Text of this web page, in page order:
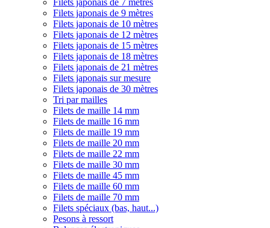
Filets japonais de 7 mètres
Filets japonais de 9 mètres
Filets japonais de 10 mètres
Filets japonais de 12 mètres
Filets japonais de 15 mètres
Filets japonais de 18 mètres
Filets japonais de 21 mètres
Filets japonais sur mesure
Filets japonais de 30 mètres
Tri par mailles
Filets de maille 14 mm
Filets de maille 16 mm
Filets de maille 19 mm
Filets de maille 20 mm
Filets de maille 22 mm
Filets de maille 30 mm
Filets de maille 45 mm
Filets de maille 60 mm
Filets de maille 70 mm
Filets spéciaux (bas, haut...)
Pesons à ressort